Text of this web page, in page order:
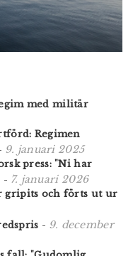
med militär
Regimen
9. januari 2025
press: "Ni har
- 7. januari 2026
gripits och förts ut ur
- 9. december